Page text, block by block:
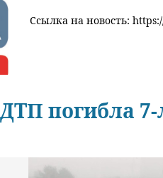
Ссылка на новость:
погибла 7-